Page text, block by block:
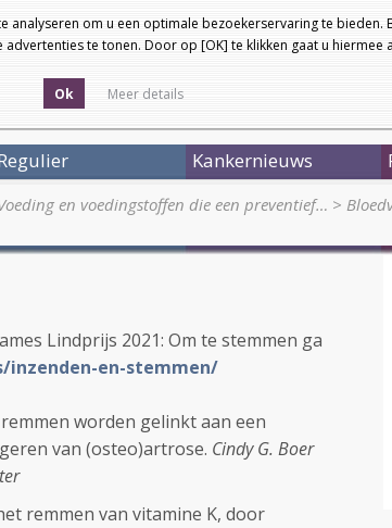
analyseren om u een optimale bezoekerservaring te
te tonen. Door op [OK] te klikken gaat u hiermee
Ok Meer details
Kankernieuws
en voedingstoffen die een preventief… >
Lindprijs 2021: Om te stemmen ga
en-stemmen/
worden gelinkt aan een
van (osteo)artrose. Cindy G. Boer
remmen van vitamine K, door